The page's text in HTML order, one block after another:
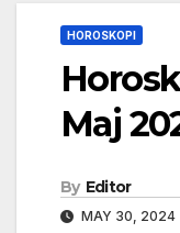
HOROSKOPI
Maj
By Editor
MAY 30, 2024